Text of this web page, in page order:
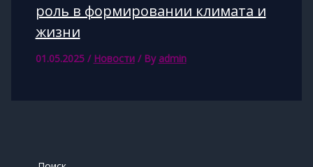
роль в формировании климата и
жизни
01.05.2025 / Новости/ By admin